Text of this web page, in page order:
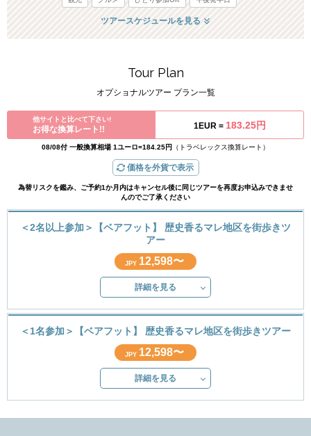
ツアースケジュールを見る
Tour Plan
オプショナルツアー プラン一覧
他サイトと比べて下さい!
お得な換算レート!! 1EUR = 183.25円
08/08付 一般換算相場 1ユーロ=184.25円 （トラベレックス換算レート）
価格を外貨で表示
為替リスクを鑑み、ご予約1か月内はキャンセル後に同じツアーを再度お申込みできませ
んのでご了承ください
＜2名以上参加＞【ベアフット】 歴史香るマレ地区を街歩きツ
アー
JPY 12,598〜
詳細を見る
＜1名参加＞【ベアフット】 歴史香るマレ地区を街歩きツアー
JPY 12,598〜
詳細を見る